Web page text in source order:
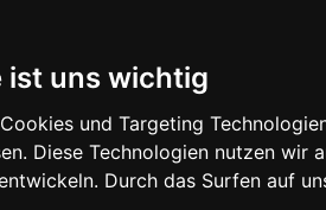
ist uns wichtig
und Targeting
Diese Technologien nutzen wir
Durch das Surfen auf